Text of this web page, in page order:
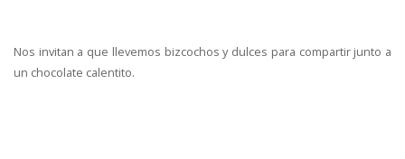
Nos invitan a que llevemos bizcochos y dulces para compartir junto a
un chocolate calentito.